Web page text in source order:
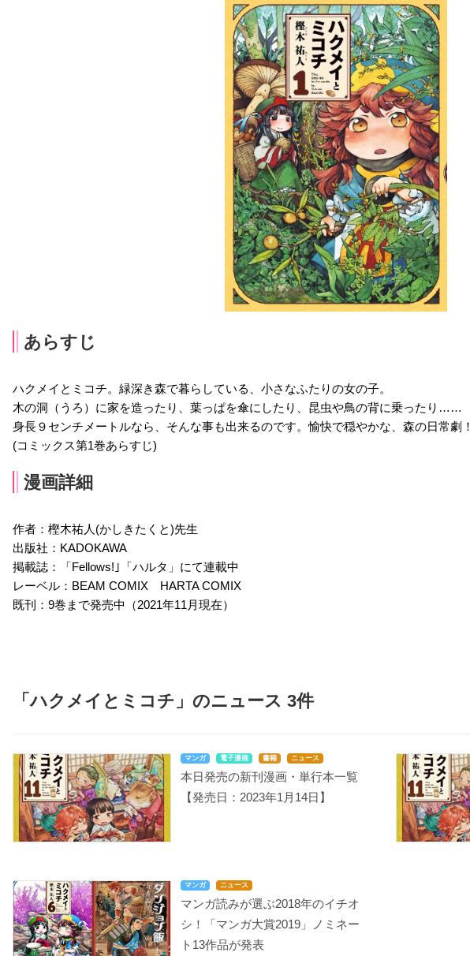
あらすじ
ハクメイとミコチ。緑深き森で暮らしている、小さなふたりの女の子。
木の洞（うろ）に家を造ったり、葉っぱを傘にしたり、昆虫や鳥の背に乗ったり……
身長９センチメートルなら、そんな事も出来るのです。愉快で穏やかな、森の日常劇！
(コミックス第1巻あらすじ)
漫画詳細
作者：樫木祐人(かしきたくと)先生
出版社：KADOKAWA
掲載誌：「Fellows!｣「ハルタ」にて連載中
レーベル：BEAM COMIX HARTA COMIX
既刊：9巻まで発売中（2021年11月現在）
「ハクメイとミコチ」のニュース 3件
マンガ 電子漫画 書籍 ニュース
本日発売の新刊漫画・単行本一覧
【発売日：2023年1月14日】
マンガ ニュース
マンガ読みが選ぶ2018年のイチオ
シ！「マンガ大賞2019」ノミネー
ト13作品が発表